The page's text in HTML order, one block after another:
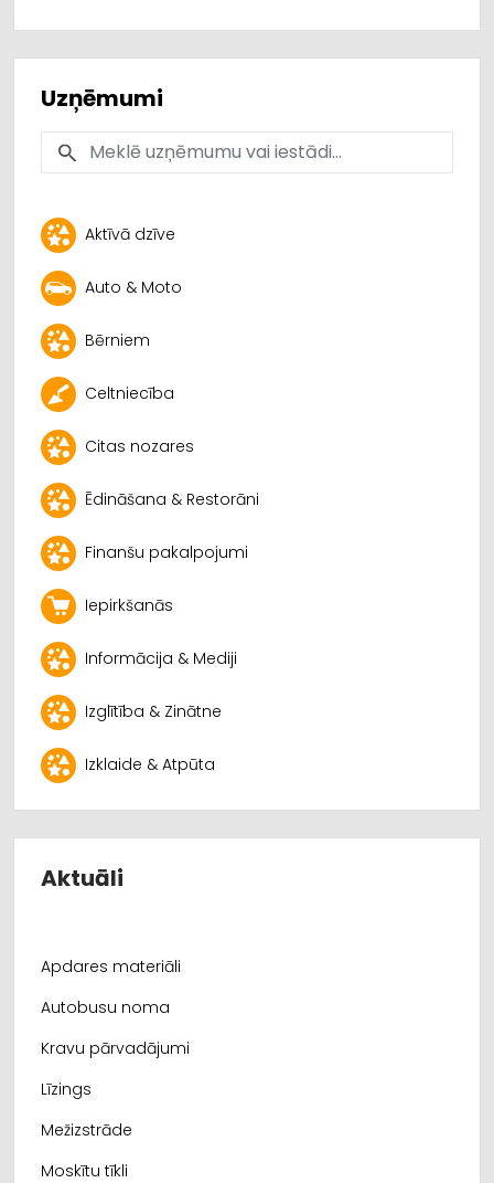
Uzņēmumi
Aktīvā dzīve
Auto & Moto
Bērniem
Celtniecība
Citas nozares
Ēdināšana & Restorāni
Finanšu pakalpojumi
Iepirkšanās
Informācija & Mediji
Izglītība & Zinātne
Izklaide & Atpūta
Aktuāli
Apdares materiāli
Autobusu noma
Kravu pārvadājumi
Līzings
Mežizstrāde
Moskītu tīkli